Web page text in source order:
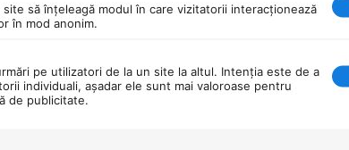
să înţeleagă modul în care vizitatorii interacţionează
în mod anonim.
pe utilizatori de la un site la altul. Intenţia este de a
individuali, aşadar ele sunt mai valoroase pentru
de publicitate.